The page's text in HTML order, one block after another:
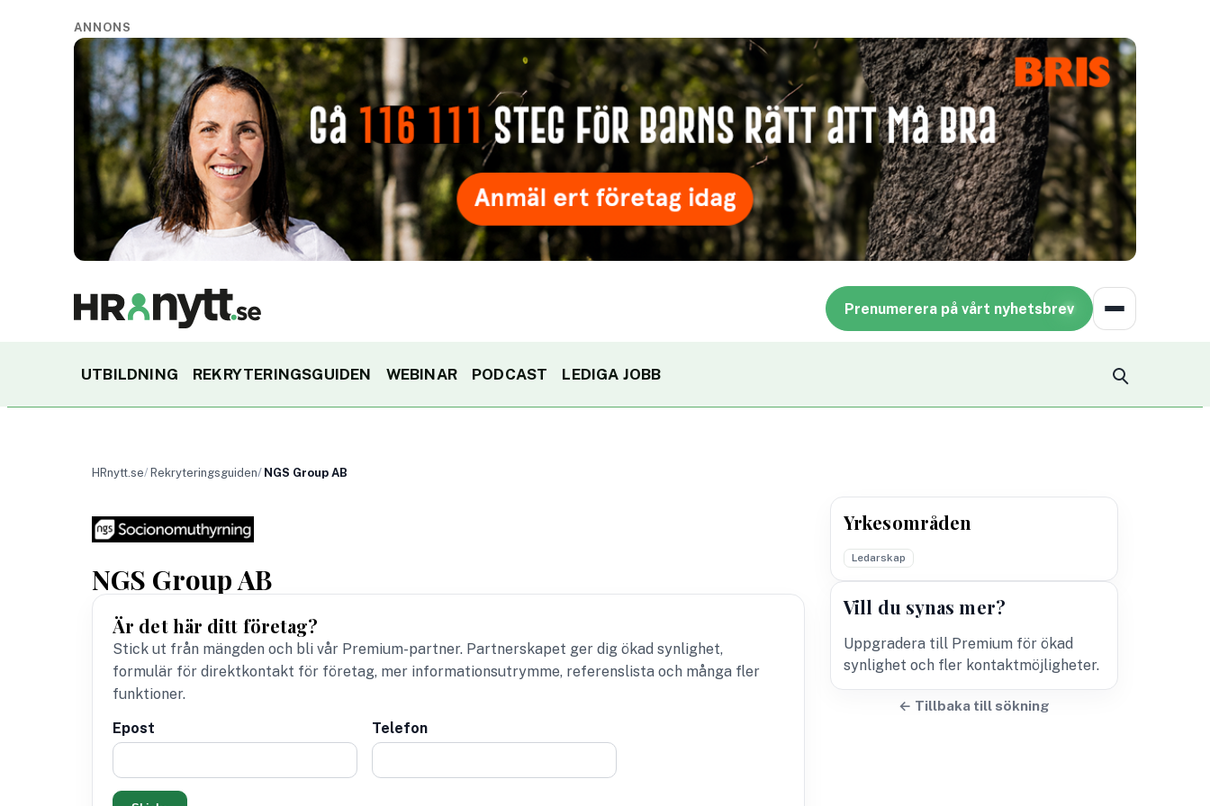
ANNONS
Prenumerera på vårt nyhetsbrev
UTBILDNING REKRYTERINGSGUIDEN WEBINAR PODCAST LEDIGA JOBB
HRnytt.se Rekryteringsguiden NGS Group AB
NGS Group AB
Är det här ditt företag?
Stick ut från mängden och bli vår Premium-partner. Partnerskapet ger dig ökad synlighet,
formulär för direktkontakt för företag, mer informationsutrymme, referenslista och många fler
funktioner.
Epost
Telefon
Yrkesområden
Ledarskap
Vill du synas mer?
Uppgradera till Premium för ökad
synlighet och fler kontaktmöjligheter.
← Tillbaka till sökning